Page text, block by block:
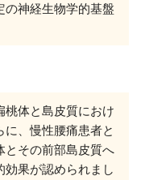
の神経生物学的基盤
体と島皮質におけ
、慢性腰痛患者と
とその前部島皮質へ
果が認められまし